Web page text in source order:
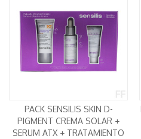
PACK SENSILIS SKIN D-
PIGMENT CREMA SOLAR +
SERUM ATX + TRATAMIENTO